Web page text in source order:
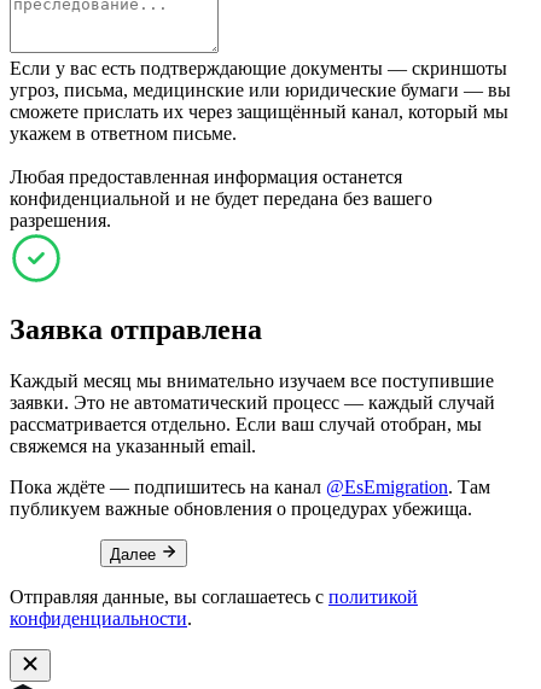
Если у вас есть подтверждающие документы — скриншоты
угроз, письма, медицинские или юридические бумаги — вы
сможете прислать их через защищённый канал, который мы
укажем в ответном письме.
Любая предоставленная информация останется
конфиденциальной и не будет передана без вашего
разрешения.
Заявка отправлена
Каждый месяц мы внимательно изучаем все поступившие
заявки. Это не автоматический процесс — каждый случай
рассматривается отдельно. Если ваш случай отобран, мы
свяжемся на указанный email.
Пока ждёте — подпишитесь на канал @EsEmigration. Там
публикуем важные обновления о процедурах убежища.
Далее
Отправляя данные, вы соглашаетесь с политикой
конфиденциальности.